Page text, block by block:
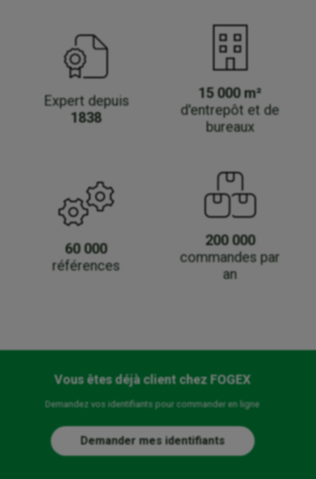
Expert depuis
1838
15 000 m²
d'entrepôt et de
bureaux
60 000
références
200 000
commandes par
an
Vous êtes déjà client chez FOGEX
Demandez vos identifiants pour commander en ligne
Demander mes identifiants